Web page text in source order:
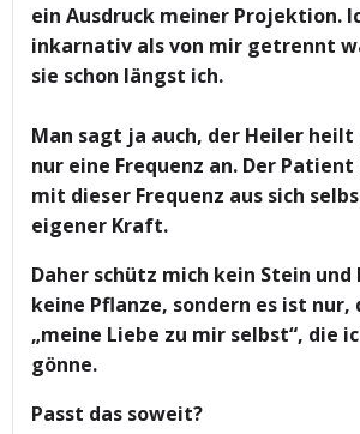
ein Ausdruck meiner Projektion.
inkarnativ als von mir getrennt
sie schon längst ich.
Man sagt ja auch, der Heiler
nur eine Frequenz an. Der
mit dieser Frequenz aus sich
eigener Kraft.
Daher schütz mich kein Stein
keine Pflanze, sondern es ist nur,
„meine Liebe zu mir selbst“, die
gönne.
Passt das soweit?